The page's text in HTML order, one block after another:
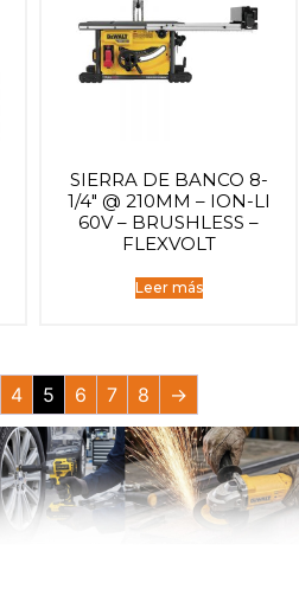
SIERRA DE BANCO 8-
1/4″ @ 210MM – ION-LI
60V – BRUSHLESS –
FLEXVOLT
Leer más
4 5 6 7 8 →